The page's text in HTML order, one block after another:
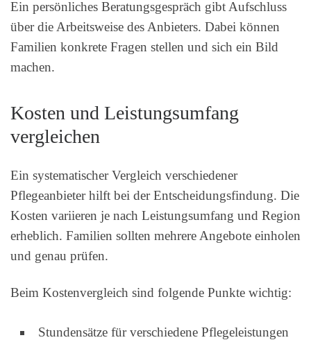
Ein persönliches Beratungsgespräch gibt Aufschluss
über die Arbeitsweise des Anbieters. Dabei können
Familien konkrete Fragen stellen und sich ein Bild
machen.
Kosten und Leistungsumfang
vergleichen
Ein systematischer Vergleich verschiedener
Pflegeanbieter hilft bei der Entscheidungsfindung. Die
Kosten variieren je nach Leistungsumfang und Region
erheblich. Familien sollten mehrere Angebote einholen
und genau prüfen.
Beim Kostenvergleich sind folgende Punkte wichtig:
Stundensätze für verschiedene Pflegeleistungen